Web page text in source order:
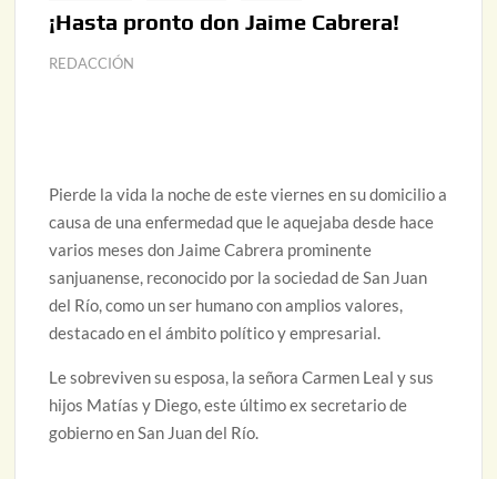
¡Hasta pronto don Jaime Cabrera!
REDACCIÓN
Pierde la vida la noche de este viernes en su domicilio a
causa de una enfermedad que le aquejaba desde hace
varios meses don Jaime Cabrera prominente
sanjuanense, reconocido por la sociedad de San Juan
del Río, como un ser humano con amplios valores,
destacado en el ámbito político y empresarial.
Le sobreviven su esposa, la señora Carmen Leal y sus
hijos Matías y Diego, este último ex secretario de
gobierno en San Juan del Río.